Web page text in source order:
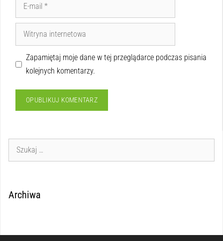
Zapamiętaj moje dane w tej przeglądarce podczas pisania
kolejnych komentarzy.
Archiwa